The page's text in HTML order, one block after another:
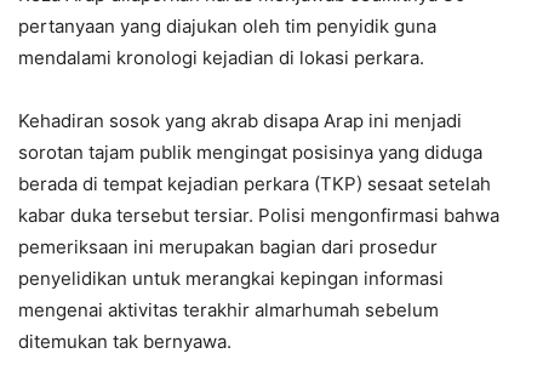
pertanyaan yang diajukan oleh tim penyidik guna
mendalami kronologi kejadian di lokasi perkara.
Kehadiran sosok yang akrab disapa Arap ini menjadi
sorotan tajam publik mengingat posisinya yang diduga
berada di tempat kejadian perkara (TKP) sesaat setelah
kabar duka tersebut tersiar. Polisi mengonfirmasi bahwa
pemeriksaan ini merupakan bagian dari prosedur
penyelidikan untuk merangkai kepingan informasi
mengenai aktivitas terakhir almarhumah sebelum
ditemukan tak bernyawa.